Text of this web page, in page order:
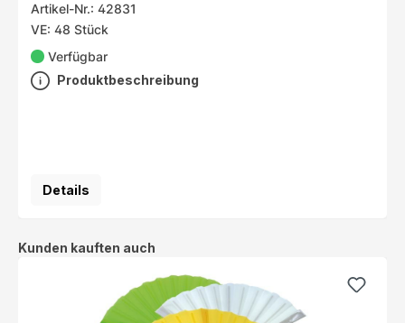
Artikel-Nr.: 42831
VE: 48 Stück
Verfügbar
Produktbeschreibung
Details
Produktgalerie überspringen
Kunden kauften auch